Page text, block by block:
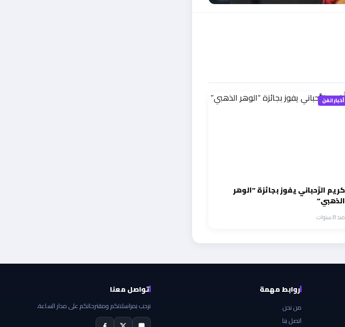
أخبار الفن
كريم الرَّحباني يفوز بجائزة “الوهر
الذهبي”
منذ 8 سنوات
روابط مهمة
من نحن
اتصل بنا
تواصل معنا
نرحب بمراسلاتكم ومقترحاتكم على مدار الساعة.